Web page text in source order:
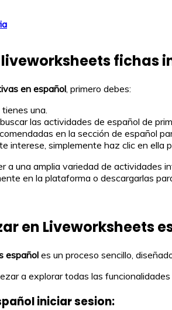
liveworksheets fichas
en español, primero debes:
una.
las actividades de español de
en la sección de español
interese, simplemente haz clic en ella
a una amplia variedad de actividades
en la plataforma o descargarlas
en Liveworksheets
español es un proceso sencillo,
a explorar todas las
iniciar sesion: